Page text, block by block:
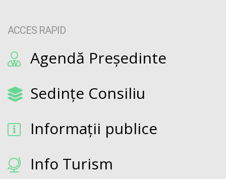
ACCES RAPID
Agendă Președinte
Sedințe Consiliu
Informații publice
Info Turism